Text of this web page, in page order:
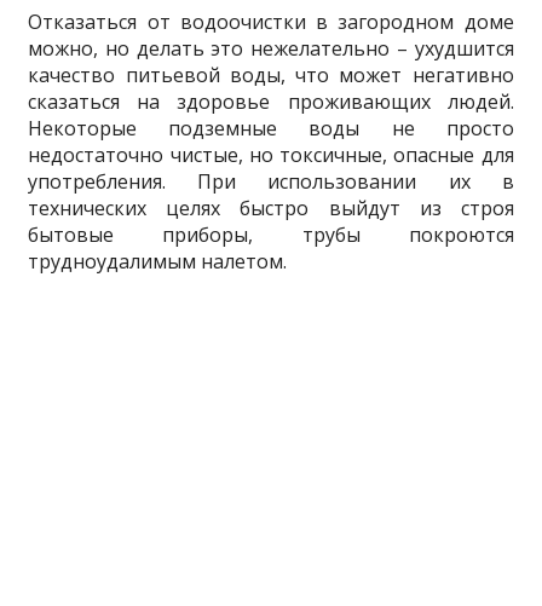
Отказаться от водоочистки в загородном доме
можно, но делать это нежелательно – ухудшится
качество питьевой воды, что может негативно
сказаться на здоровье проживающих людей.
Некоторые подземные воды не просто
недостаточно чистые, но токсичные, опасные для
употребления. При использовании их в
технических целях быстро выйдут из строя
бытовые приборы, трубы покроются
трудноудалимым налетом.